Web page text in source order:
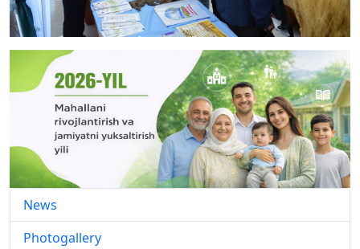
News
Photogallery